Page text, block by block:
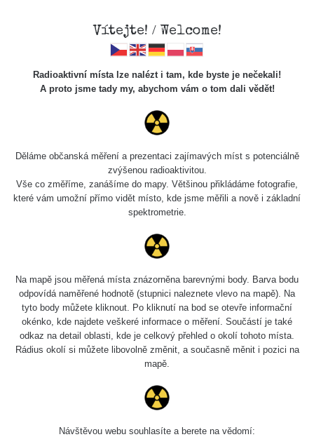
Obnova
zapomenutého hesla
Nejste ještě zaregistrovaný?
Vítejte! / Welcome!
Radioaktivní místa lze nalézt i tam, kde byste je nečekali!
A proto jsme tady my, abychom vám o tom dali vědět!
Děláme občanská měření a prezentaci zajímavých míst s potenciálně
zvýšenou radioaktivitou.
Vše co změříme, zanášíme do mapy. Většinou přikládáme fotografie,
které vám umožní přímo vidět místo, kde jsme měřili a nově i základní
spektrometrie.
Na mapě jsou měřená místa znázorněna barevnými body. Barva bodu
odpovídá naměřené hodnotě (stupnici naleznete vlevo na mapě). Na
tyto body můžete kliknout. Po kliknutí na bod se otevře informační
okénko, kde najdete veškeré informace o měření. Součástí je také
odkaz na detail oblasti, kde je celkový přehled o okolí tohoto místa.
Rádius okolí si můžete libovolně změnit, a současně měnit i pozici na
mapě.
Návštěvou webu souhlasíte a berete na vědomí: